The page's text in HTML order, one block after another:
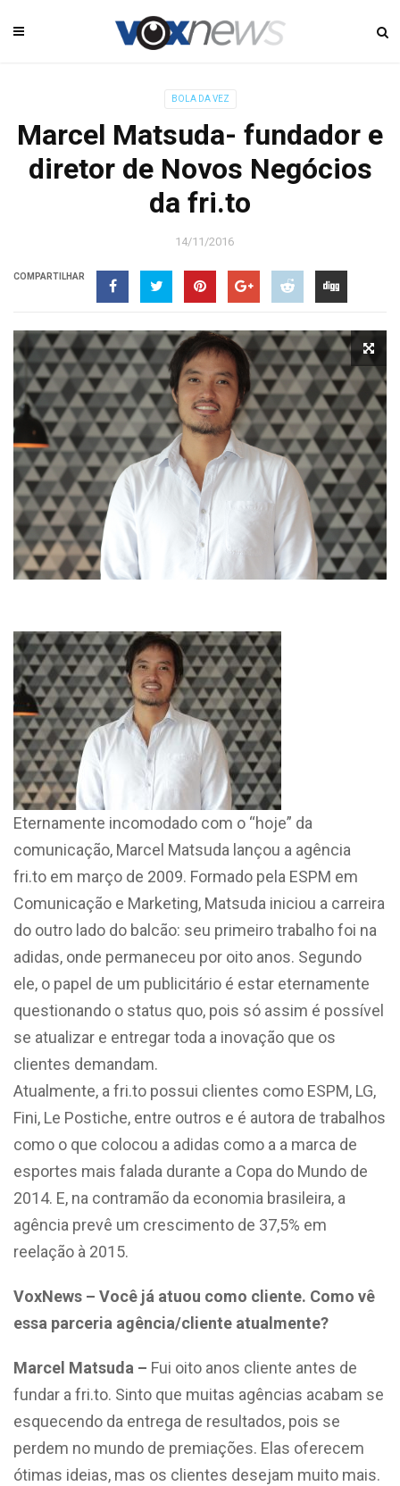
BOLA DA VEZ
Marcel Matsuda- fundador e
diretor de Novos Negócios
da fri.to
14/11/2016
COMPARTILHAR
Eternamente incomodado com o “hoje” da
comunicação, Marcel Matsuda lançou a agência
fri.to em março de 2009. Formado pela ESPM em
Comunicação e Marketing, Matsuda iniciou a carreira
do outro lado do balcão: seu primeiro trabalho foi na
adidas, onde permaneceu por oito anos. Segundo
ele, o papel de um publicitário é estar eternamente
questionando o status quo, pois só assim é possível
se atualizar e entregar toda a inovação que os
clientes demandam.
Atualmente, a fri.to possui clientes como ESPM, LG,
Fini, Le Postiche, entre outros e é autora de trabalhos
como o que colocou a adidas como a a marca de
esportes mais falada durante a Copa do Mundo de
2014. E, na contramão da economia brasileira, a
agência prevê um crescimento de 37,5% em
reelação à 2015.
VoxNews – Você já atuou como cliente. Como vê
essa parceria agência/cliente atualmente?
Marcel Matsuda – Fui oito anos cliente antes de
fundar a fri.to. Sinto que muitas agências acabam se
esquecendo da entrega de resultados, pois se
perdem no mundo de premiações. Elas oferecem
ótimas ideias, mas os clientes desejam muito mais.